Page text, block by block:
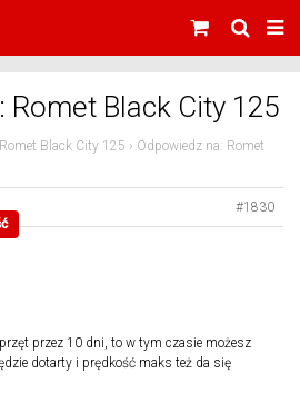
Romet Black City 125
Romet Black City 125 › Odpowiedz na: Romet
#1830
przez 10 dni, to w tym czasie możesz
dotarty i prędkość maks też da się